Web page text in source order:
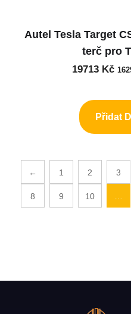
Autel Tesla Target
terč pro
19713 Kč
Přidat
← 1 2 3
8 9 10 …